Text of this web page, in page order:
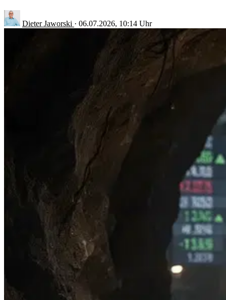
Dieter Jaworski · 06.07.2026, 10:14 Uhr